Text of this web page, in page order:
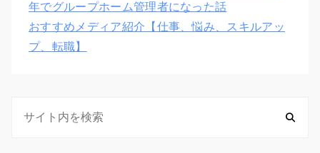
年でグループホーム管理者になった話
おすすめメディア紹介【仕事、悩み、スキルアッ
プ、転職】